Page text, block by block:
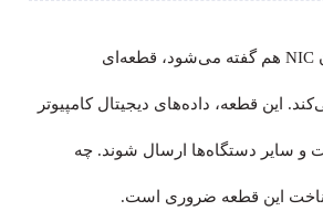
network adapter) که به آن NIC هم گفته می‌شود، قطعه‌ای
این قطعه، داده‌های دیجیتال کامپیوتر
و سایر دستگاه‌ها ارسال شوند. چه
شناخت این قطعه ضروری است.